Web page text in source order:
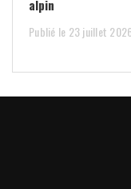
Publié le 23 juillet 2026